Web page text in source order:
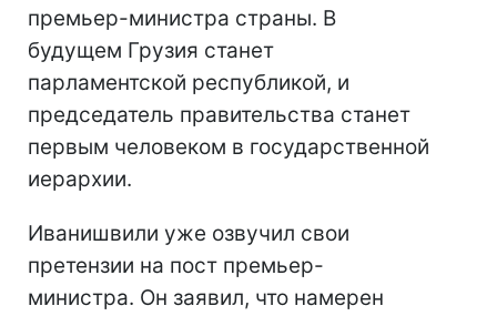
премьер-министра страны. В
будущем Грузия станет
парламентской республикой, и
председатель правительства станет
первым человеком в государственной
иерархии.
Иванишвили уже озвучил свои
претензии на пост премьер-
министра. Он заявил, что намерен